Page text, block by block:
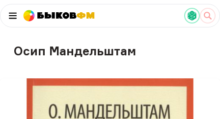
БыковФМ
Осип Мандельштам